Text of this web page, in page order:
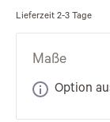
Lieferzeit 2-3 Tage
Maße
Option